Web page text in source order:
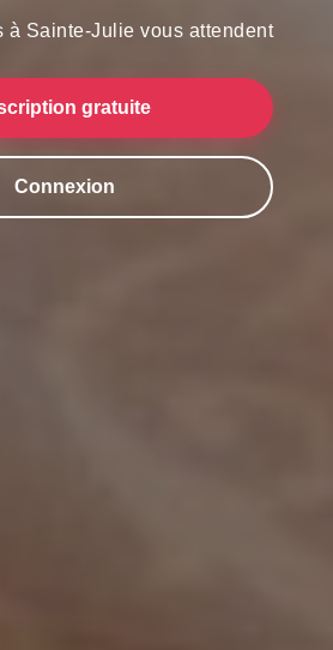
à Sainte-Julie vous attendent
gratuite
Connexion